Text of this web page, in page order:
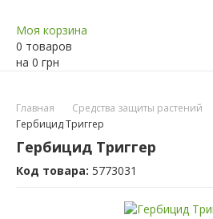
Моя корзина
0 товаров
на 0 грн
Главная Средства защиты растений
Гербицид Триггер
Гербицид Триггер
Код товара: 5773031